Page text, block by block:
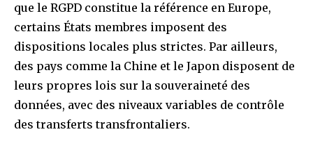
que le RGPD constitue la référence en Europe,
certains États membres imposent des
dispositions locales plus strictes. Par ailleurs,
des pays comme la Chine et le Japon disposent de
leurs propres lois sur la souveraineté des
données, avec des niveaux variables de contrôle
des transferts transfrontaliers.